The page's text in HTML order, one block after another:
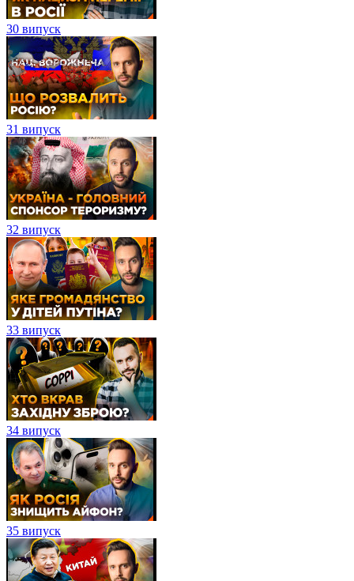
30 випуск
31 випуск
32 випуск
33 випуск
34 випуск
35 випуск